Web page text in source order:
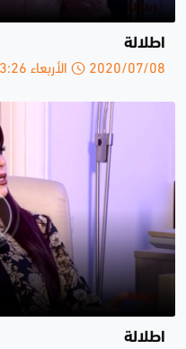
اطلالة
2020/07/08 الأربعاء 23:26 م
اطلالة